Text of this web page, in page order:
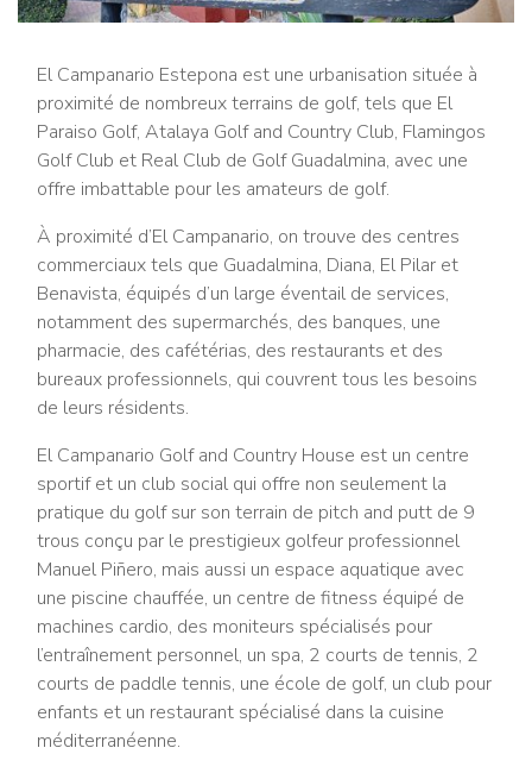
El Campanario Estepona est une urbanisation située à
proximité de nombreux terrains de golf, tels que El
Paraiso Golf, Atalaya Golf and Country Club, Flamingos
Golf Club et Real Club de Golf Guadalmina, avec une
offre imbattable pour les amateurs de golf.
À proximité d’El Campanario, on trouve des centres
commerciaux tels que Guadalmina, Diana, El Pilar et
Benavista, équipés d’un large éventail de services,
notamment des supermarchés, des banques, une
pharmacie, des cafétérias, des restaurants et des
bureaux professionnels, qui couvrent tous les besoins
de leurs résidents.
El Campanario Golf and Country House est un centre
sportif et un club social qui offre non seulement la
pratique du golf sur son terrain de pitch and putt de 9
trous conçu par le prestigieux golfeur professionnel
Manuel Piñero, mais aussi un espace aquatique avec
une piscine chauffée, un centre de fitness équipé de
machines cardio, des moniteurs spécialisés pour
l’entraînement personnel, un spa, 2 courts de tennis, 2
courts de paddle tennis, une école de golf, un club pour
enfants et un restaurant spécialisé dans la cuisine
méditerranéenne.